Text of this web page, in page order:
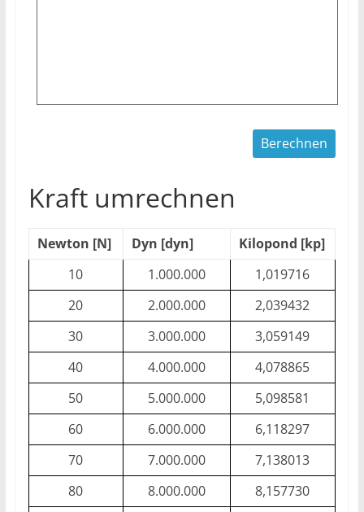
Kraft umrechnen
Newton [N] Dyn [dyn]
Kilopond [kp]
10
1.000.000
1,019716
20
2.000.000
2,039432
30
3.000.000
3,059149
40
4.000.000
4,078865
50
5.000.000
5,098581
60
6.000.000
6,118297
70
7.000.000
7,138013
80
8.000.000
8,157730